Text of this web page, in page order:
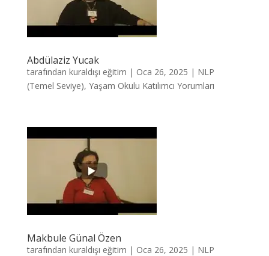
Abdülaziz Yucak
tarafından kuraldışı eğitim | Oca 26, 2025 | NLP
(Temel Seviye), Yaşam Okulu Katılımcı Yorumları
Makbule Günal Özen
tarafından kuraldışı eğitim | Oca 26, 2025 | NLP